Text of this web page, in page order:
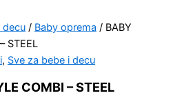
decu / Baby oprema / BABY
STEEL
, Sve za bebe i decu
COMBI – STEEL